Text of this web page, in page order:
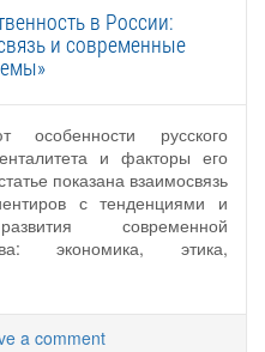
в России:
и современные
особенности русского
и факторы его
показана взаимосвязь
с тенденциями и
современной
экономика, этика,
a comment